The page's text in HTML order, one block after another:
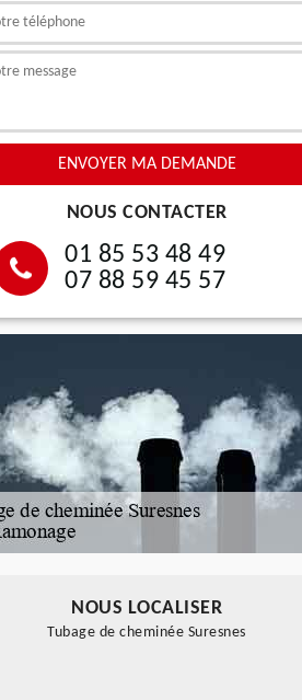
NOUS CONTACTER
01 85 53 48 49
07 88 59 45 57
NOUS LOCALISER
Tubage de cheminée Suresnes